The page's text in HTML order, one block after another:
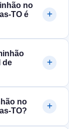
no
é
de
no